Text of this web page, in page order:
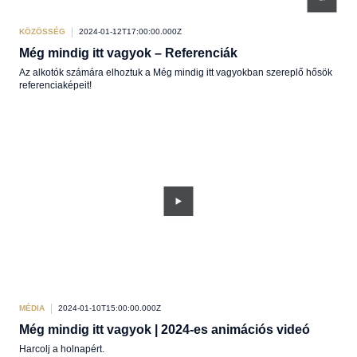
KÖZÖSSÉG 2024-01-12T17:00:00.000Z
Még mindig itt vagyok – Referenciák
Az alkotók számára elhoztuk a Még mindig itt vagyokban szereplő hősök
referenciaképeit!
MÉDIA 2024-01-10T15:00:00.000Z
Még mindig itt vagyok | 2024-es animációs videó
Harcolj a holnapért.